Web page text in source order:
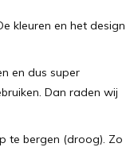
kleuren en het design
en dus super
Dan raden wij
te bergen (droog). Zo